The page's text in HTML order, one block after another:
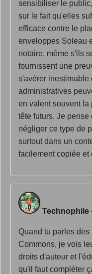
sensibiliser le
sur le fait qu'elles
efficace contre le
enveloppes Soleau
notaire, même s'ils
fournissent une
s'avérer inestimable
administratives
en valent souvent la
tête futurs. Je
négliger ce type de
surtout dans un
facilement copiée et
Technophile
Quand tu parles
Commons, je vois
droits d'auteur et
qu'il faut compléter